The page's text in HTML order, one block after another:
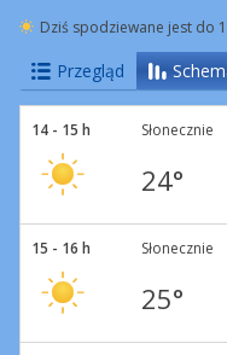
Dziś spodziewane jest do
Przegląd
14 - 15 h Słonecznie
24°
15 - 16 h Słonecznie
25°